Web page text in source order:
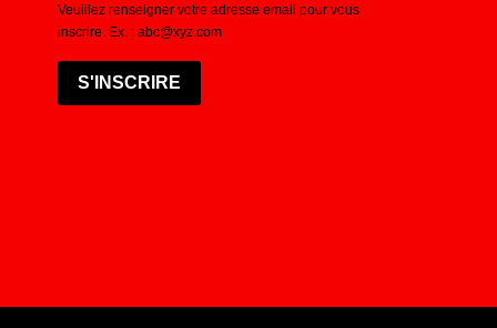
Veuillez renseigner votre adresse email pour vous
inscrire. Ex. : abc@xyz.com
S'INSCRIRE